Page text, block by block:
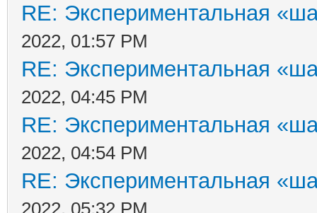
RE: Экспериментальная
2022, 01:57 PM
RE: Экспериментальная
2022, 04:45 PM
RE: Экспериментальная
2022, 04:54 PM
RE: Экспериментальная
2022, 05:32 PM